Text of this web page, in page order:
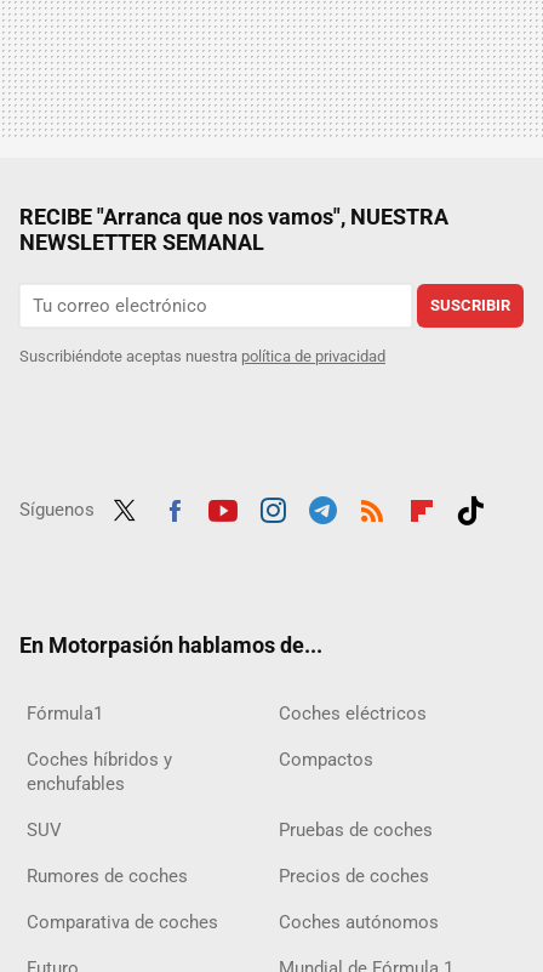
RECIBE "Arranca que nos vamos", NUESTRA
NEWSLETTER SEMANAL
SUSCRIBIR
Suscribiéndote aceptas nuestra política de privacidad
Síguenos
En Motorpasión hablamos de...
Fórmula1 Coches eléctricos
Coches híbridos y
enchufables
Compactos
SUV Pruebas de coches
Rumores de coches Precios de coches
Comparativa de coches Coches autónomos